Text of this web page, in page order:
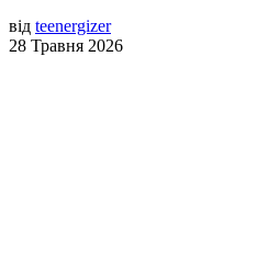
від teenergizer
28 Травня 2026